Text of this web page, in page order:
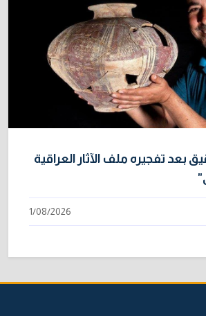
بعد تفجيره ملف الآثار العراقية
1/08/2026